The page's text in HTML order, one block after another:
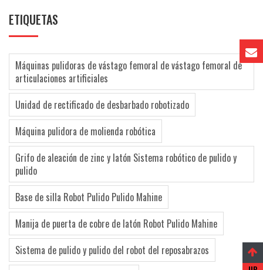
ETIQUETAS
Máquinas pulidoras de vástago femoral de vástago femoral de
articulaciones artificiales
Unidad de rectificado de desbarbado robotizado
Máquina pulidora de molienda robótica
Grifo de aleación de zinc y latón Sistema robótico de pulido y
pulido
Base de silla Robot Pulido Pulido Mahine
Manija de puerta de cobre de latón Robot Pulido Mahine
Sistema de pulido y pulido del robot del reposabrazos